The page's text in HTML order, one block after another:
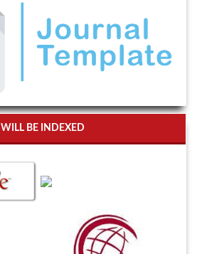
WILL BE INDEXED